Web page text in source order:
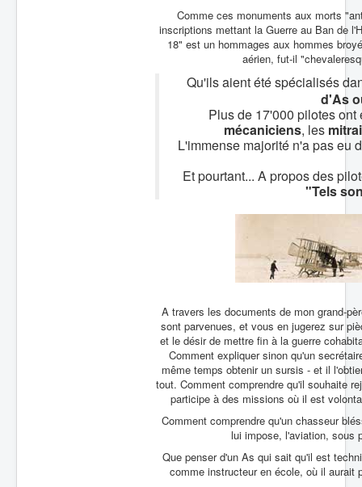
Comme ces monuments aux morts
inscriptions mettant la Guerre au Ban de
18" est un hommages aux hommes
aérien, fut-il
Qu'ils aient été spécialisés
d'As
Plus de 17'000 pilotes
mécaniciens, les
L'immense majorité n'a pas eu
Et pourtant... A propos des
"Tels
A travers les documents de mon grand-
sont parvenues, et vous en jugerez sur
et le désir de mettre fin à la guerre
Comment expliquer sinon qu'un
même temps obtenir un sursis - et il
tout. Comment comprendre qu'il souhaite
participe à des missions où il est
Comment comprendre qu'un chasseur
lui impose, l'aviation, sous
Que penser d'un As qui sait qu'il est
comme instructeur en école, où il aurait